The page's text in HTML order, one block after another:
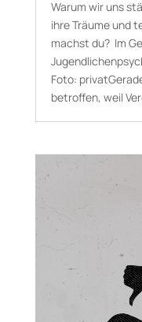
Warum wir uns
ihre Träume und
machst du? Im
Foto:
betroffen, weil